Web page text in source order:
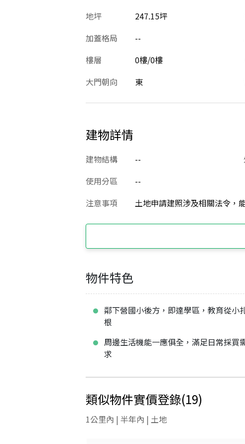
地坪 247.15坪
加蓋格局
--
樓層
0樓/0樓
大門朝向
東
建物詳情
建物結構 --
使用分區
--
注意事項
土地申請建照涉及相關法令，
物件特色
鄰下營國小後方，即達學區，教育從小
根
周邊生活機能一應俱全，滿足日常採買
求
類似物件實價登錄(19)
1公里內 | 半年內 | 土地